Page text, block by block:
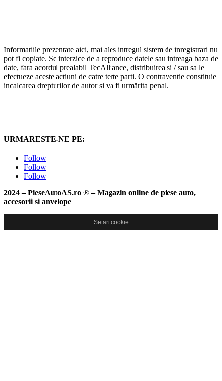
Informatiile prezentate aici, mai ales intregul sistem de inregistrari nu
pot fi copiate. Se interzice de a reproduce datele sau intreaga baza de
date, fara acordul prealabil TecAlliance, distribuirea si / sau sa le
efectueze aceste actiuni de catre terte parti. O contraventie constituie
incalcarea drepturilor de autor si va fi urmărita penal.
URMARESTE-NE PE:
Follow
Follow
Follow
2024 – PieseAutoAS.ro ®– Magazin online de piese auto,
accesorii si anvelope
Setari cookie